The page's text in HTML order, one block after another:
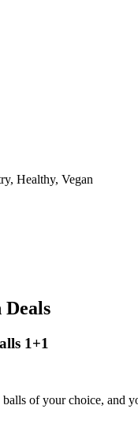
Healthy, Vegan
Deals
1+1
of your choice, and